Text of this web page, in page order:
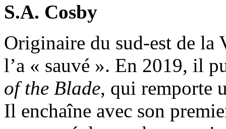
S.A. Cosby
Originaire du sud-est de la
l’a « sauvé ». En 2019, il
of the Blade, qui remporte
Il enchaîne avec son